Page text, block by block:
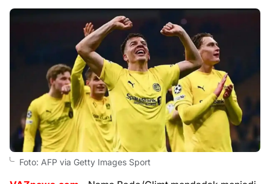
Foto: AFP via Getty Images Sport